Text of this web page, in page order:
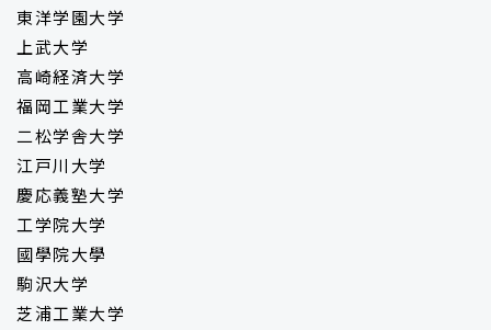
東洋学園大学
上武大学
高崎経済大学
福岡工業大学
二松学舎大学
江戸川大学
慶応義塾大学
工学院大学
國學院大學
駒沢大学
芝浦工業大学